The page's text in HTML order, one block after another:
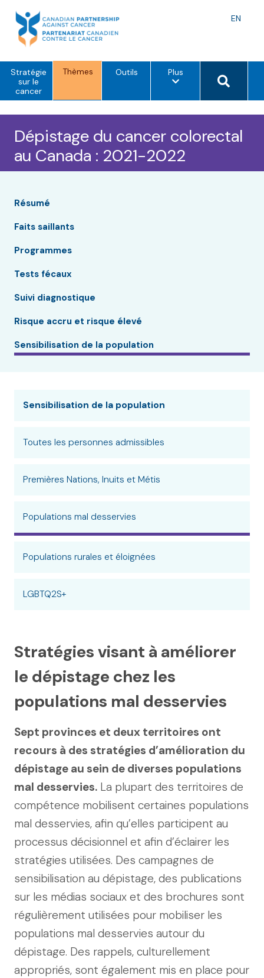
content
EN
Stratégie
sur le
cancer
Thèmes Outils Pluso
i
d
m
Search
Dépistage du cancer colorectal
au Canada : 2021-2022
Résumé
Faits saillants
Programmes
Tests fécaux
Suivi diagnostique
Risque accru et risque élevé
Sensibilisation de la population
Sensibilisation de la population
Toutes les personnes admissibles
Premières Nations, Inuits et Métis
Populations mal desservies
Populations rurales et éloignées
LGBTQ2S+
Stratégies visant à améliorer
le dépistage chez les
populations mal desservies
Sept provinces et deux territoires ont
recours à des stratégies d’amélioration du
dépistage au sein de diverses populations
mal desservies. La plupart des territoires de
compétence mobilisent certaines populations
mal desservies, afin qu’elles participent au
processus décisionnel et afin d’éclairer les
stratégies utilisées. Des campagnes de
sensibilisation au dépistage, des publications
sur les médias sociaux et des brochures sont
régulièrement utilisées pour mobiliser les
populations mal desservies autour du
dépistage. Des rappels, culturellement
appropriés, sont également mis en place pour